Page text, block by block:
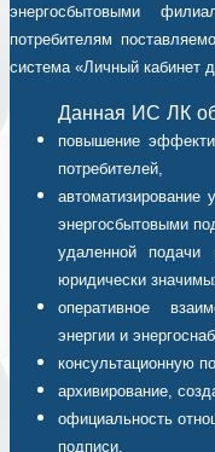
энергосбытовыми
потребителям
система «Личный кабинет
Данная ИС ЛК
повышение
потребителей,
энергосбытовыми
удаленной
юридически
оперативное
энергии и
консультационную
архивирование,
официальность
подписи.